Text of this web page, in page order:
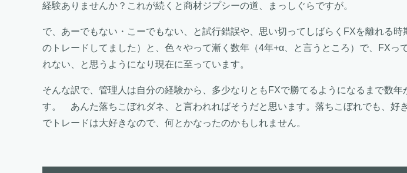
経験ありませんか？これが続くと商材ジプシーの道、まっしぐらですが。
で、あーでもない・こーでもない、と試行錯誤や、思い切ってしばらくFXを離れる時
のトレードしてました）と、色々やって漸く数年（4年+α、と言うところ）で、FXっ
れない、と思うようになり現在に至っています。
そんな訳で、管理人は自分の経験から、多少なりともFXで勝てるようになるまで数年
す。 あんた落ちこぼれダネ、と言われればそうだと思います。落ちこぼれでも、好
でトレードは大好きなので、何とかなったのかもしれません。